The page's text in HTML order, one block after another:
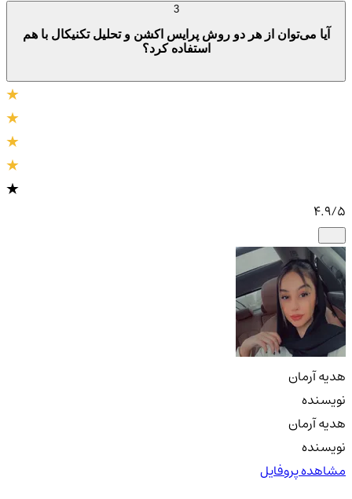
آیا می‌توان از هر دو روش پرایس اکشن و تحلیل تکنیکال با هم
استفاده کرد؟
4.9/5
هدیه آرمان
نویسنده
هدیه آرمان
نویسنده
مشاهده پروفایل